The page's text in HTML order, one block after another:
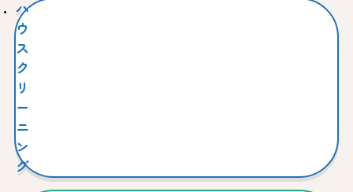
ハ
ウ
ス
ク
リ
ー
ニ
ン
グ